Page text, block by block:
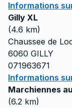
Informations
Gilly XL
(4.6 km)
Chaussee de
6060 GILLY
071963671
Informations
Marchiennes
(6.2 km)